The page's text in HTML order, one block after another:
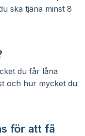
ska tjäna minst 8
du får låna
och hur mycket du
för att få